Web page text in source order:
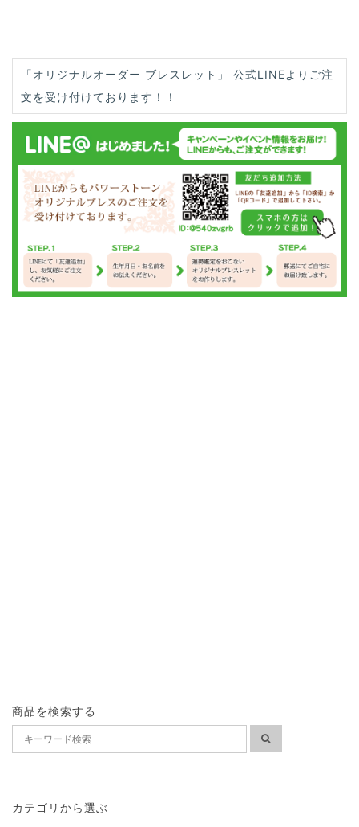
「オリジナルオーダー ブレスレット」 公式LINEよりご注
文を受け付けております！！
商品を検索する
カテゴリから選ぶ